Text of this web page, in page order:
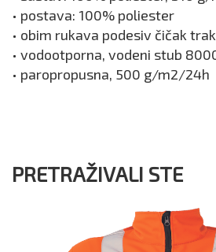
• postava: 100% poliester
• obim rukava podesiv čičak
• vodootporna, vodeni stub
• paropropusna, 500 g/m2/24h
PRETRAŽIVALI STE